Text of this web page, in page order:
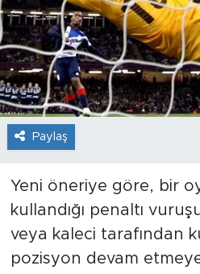
Paylaş
Yeni öneriye göre, bir
kullandığı penaltı
veya kaleci tarafından
pozisyon devam